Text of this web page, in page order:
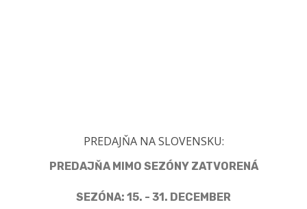
PREDAJŇA NA SLOVENSKU:
PREDAJŇA MIMO SEZÓNY ZATVORENÁ
SEZÓNA: 15. - 31. DECEMBER